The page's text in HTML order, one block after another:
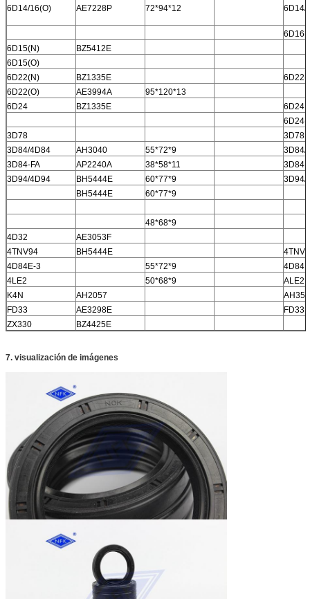
6D14/16(O) AE7228P 72*94*12 6D14/
6D15(N)
BZ5412E
6D15(O)
6D22(N)
BZ1335E
6D22(O)
AE3994A
95*120*13
6D24
BZ1335E
6D24
3D78
3D78
3D84/4D84
AH3040 55*72*9
3D84/
3D84-FA
AP2240A 38*58*11
3D84-
3D94/4D94
BH5444E 60*77*9
3D94/
BH5444E
60*77*9
48*68*9
4D32
AE3053F
4TNV94
BH5444E
4D84E-3
55*72*9
4LE2
50*68*9
ALE2
K4N
AH2057
FD33
AE3298E
FD33
ZX330
BZ4425E
7. visualización de imágenes